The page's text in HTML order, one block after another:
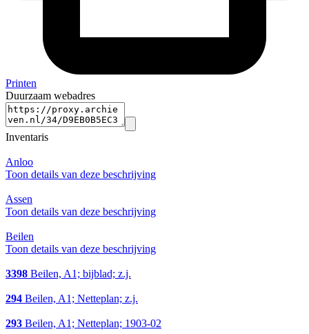
Printen
Duurzaam webadres
Inventaris
Anloo
Toon details van deze beschrijving
Assen
Toon details van deze beschrijving
Beilen
Toon details van deze beschrijving
3398 Beilen, A1; bijblad; z.j.
294 Beilen, A1; Netteplan; z.j.
293 Beilen, A1; Netteplan; 1903-02